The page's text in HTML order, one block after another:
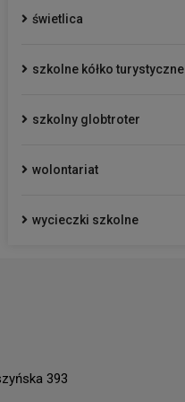
świetlica
szkolne kółko turystyczne
szkolny globtroter
wolontariat
wycieczki szkolne
393